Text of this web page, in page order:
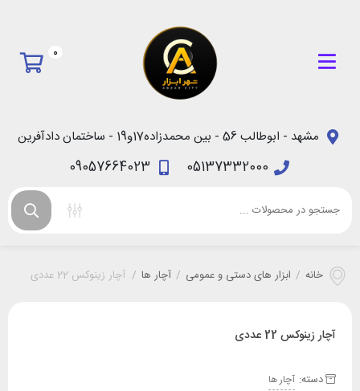
0
مشهد - ابوطالب 56 - بین محمدزاده17و19 - ساختمان دادآفرین
05137332000
09057664023
خانه / ابزار های دستی و عمومی / آچار ها / آچار زینوکس 22 عددی
آچار زینوکس 22 عددی
دسته: آچار ها